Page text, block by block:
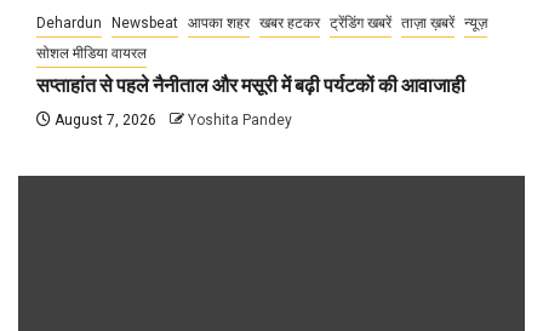
Dehardun Newsbeat आपका शहर खबर हटकर ट्रेंडिंग खबरें ताज़ा ख़बरें न्यूज़
सोशल मीडिया वायरल
सप्ताहांत से पहले नैनीताल और मसूरी में बढ़ी पर्यटकों की आवाजाही
August 7, 2026 Yoshita Pandey